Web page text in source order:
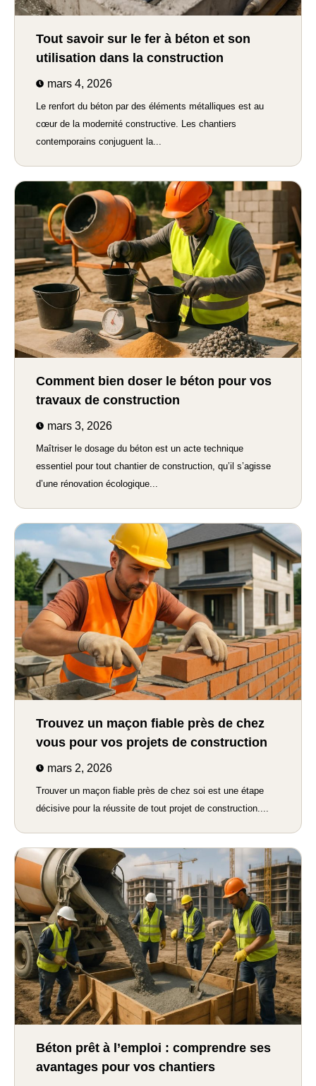
Tout savoir sur le fer à béton et son
utilisation dans la construction
mars 4, 2026
Le renfort du béton par des éléments métalliques est au
cœur de la modernité constructive. Les chantiers
contemporains conjuguent la...
Comment bien doser le béton pour vos
travaux de construction
mars 3, 2026
Maîtriser le dosage du béton est un acte technique
essentiel pour tout chantier de construction, qu’il s’agisse
d’une rénovation écologique...
Trouvez un maçon fiable près de chez
vous pour vos projets de construction
mars 2, 2026
Trouver un maçon fiable près de chez soi est une étape
décisive pour la réussite de tout projet de construction....
Béton prêt à l’emploi : comprendre ses
avantages pour vos chantiers